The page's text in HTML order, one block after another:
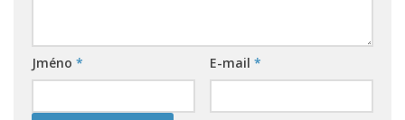
Jméno * E-mail *